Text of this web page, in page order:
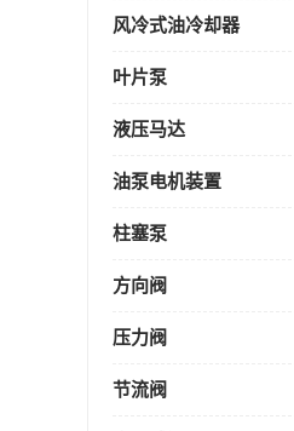
风冷式油冷却器
叶片泵
液压马达
油泵电机装置
柱塞泵
方向阀
压力阀
节流阀